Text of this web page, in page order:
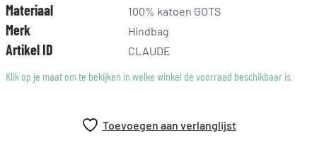
blauwgrijze mix in GOTS-gecertificeerd katoen – een heldere
maar rustgevende combinatie die de straling van de zon en
de zachtheid van de mediterrane horizonnen vastlegt.
Afmetingen: L 40 x H 33 x 23 cm, L 23 x H 18 cm (binnenvak)
Materiaal 100% katoen GOTS
Merk Hindbag
Artikel ID
CLAUDE
Klik op je maat om te bekijken in welke winkel de voorraad beschikbaar is.
Toevoegen aan verlanglijst